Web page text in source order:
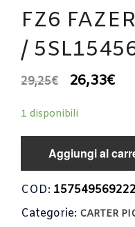
FZ6
/
29,25€ 26,33€
1 disponibili
Aggiungi al
COD: 157549569222
Categorie: CARTER